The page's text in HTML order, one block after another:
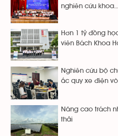
nghiên cứu khoa...
Hơn 1 tỷ đồng
viên Bách Khoa
Nghiên cứu bộ
ắc quy xe điện
Nâng cao trách
thải